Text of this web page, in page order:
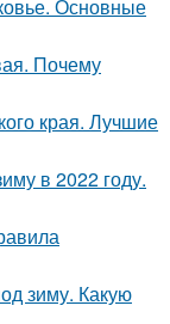
Основные
Почему
края. Лучшие
в 2022 году.
зиму. Какую